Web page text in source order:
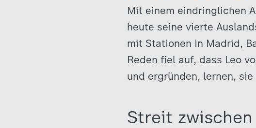
Mit einem eindringlichen
heute seine vierte
mit Stationen in Madrid,
Reden fiel auf, dass Leo
und ergründen, lernen,
Streit